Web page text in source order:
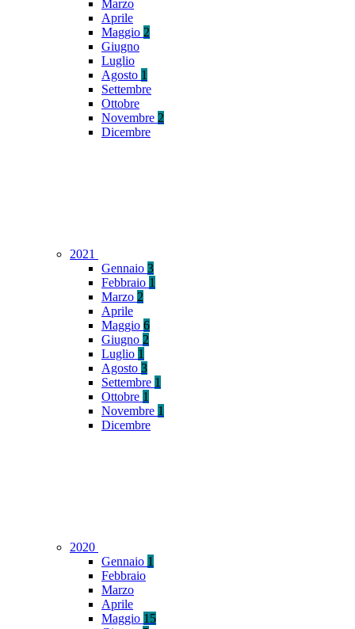
Marzo
Aprile
Maggio 2
Giugno
Luglio
Agosto 1
Settembre
Ottobre
Novembre 2
Dicembre
2021
Gennaio 3
Febbraio 1
Marzo 2
Aprile
Maggio 6
Giugno 2
Luglio 1
Agosto 3
Settembre 1
Ottobre 1
Novembre 1
Dicembre
2020
Gennaio 1
Febbraio
Marzo
Aprile
Maggio 15